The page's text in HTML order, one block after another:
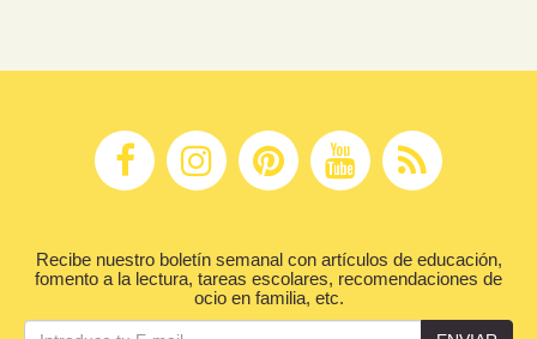
Recibe nuestro boletín semanal con artículos de educación,
fomento a la lectura, tareas escolares, recomendaciones de
ocio en familia, etc.